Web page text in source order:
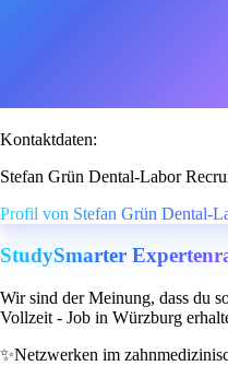
Kontaktdaten:
Stefan Grün Dental-Labor
Profil von Stefan Grün Dental-
StudySmarter
Wir sind der Meinung, dass du
Vollzeit - Job in Würzburg
✨Netzwerken im